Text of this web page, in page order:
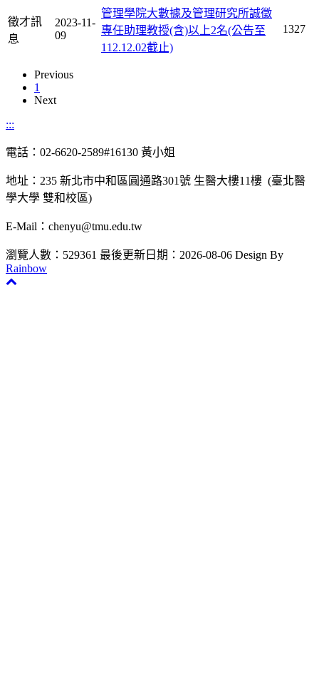
徵才訊
息
2023-11-
09
管理學院大數據及管理研究所誠徵
專任助理教授(含)以上2名(公告至
112.12.02截止)
1327
Previous
1
Next
:::
電話：02-6620-2589#16130 黃小姐
地址：235 新北市中和區圓通路301號 生醫大樓11樓 (臺北醫
學大學 雙和校區)
E-Mail：chenyu@tmu.edu.tw
瀏覽人數：529361 最後更新日期：2026-08-06 Design By
Rainbow